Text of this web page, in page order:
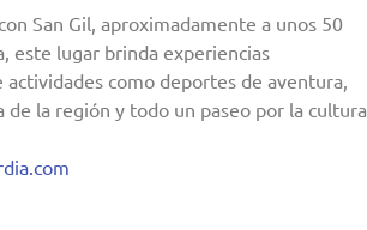
San Gil, aproximadamente a unos 50
este lugar brinda experiencias
como deportes de aventura,
la región y todo un paseo por la cultura